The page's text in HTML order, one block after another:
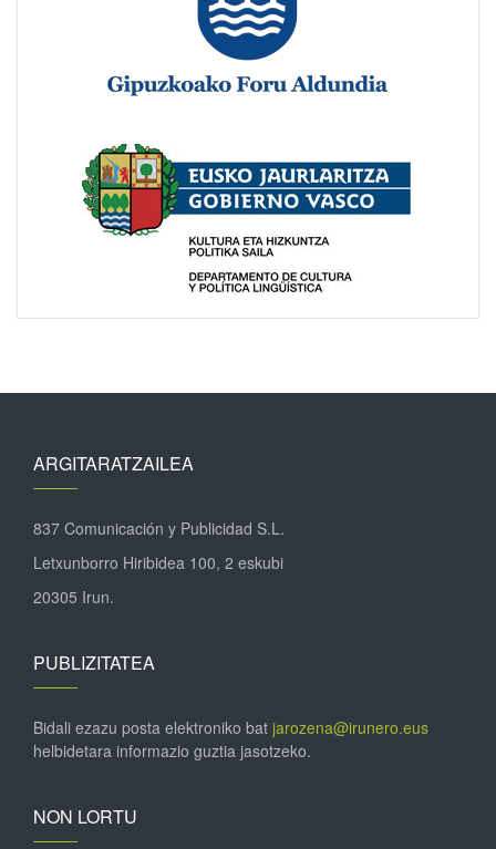
ARGITARATZAILEA
837 Comunicación y Publicidad S.L.
Letxunborro Hiribidea 100, 2 eskubi
20305 Irun.
PUBLIZITATEA
Bidali ezazu posta elektroniko bat jarozena@irunero.eus
helbidetara informazio guztia jasotzeko.
NON LORTU